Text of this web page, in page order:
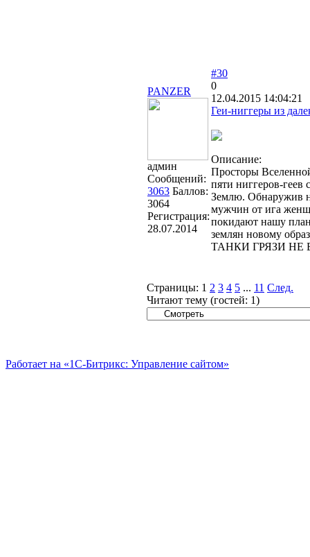
PANZER
админ
Сообщений:
3063 Баллов:
3064
Регистрация:
28.07.2014
#30
0
12.04.2015 14:04:21
Геи-ниггеры из
Описание:
Просторы
пяти ниггеров-геев
Землю. Обнаружив
мужчин от ига
покидают нашу
землян новому
ТАНКИ ГРЯЗИ НЕ
Страницы: 1 2 3 4 5 ... 11 След.
Читают тему (гостей: 1)
Работает на «1С-Битрикс: Управление сайтом»